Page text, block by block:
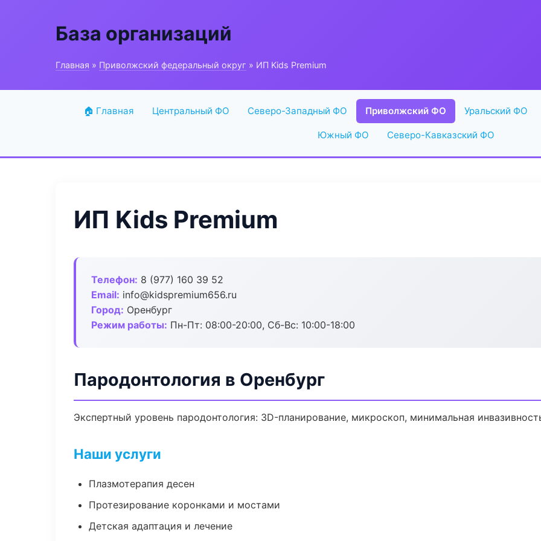
База организаций
Главная » Приволжский федеральный округ » ИП Kids Premium
🏠 Главная Центральный ФО Северо-Западный ФО Приволжский ФО Уральский ФО
Южный ФО Северо-Кавказский ФО
ИП Kids Premium
Телефон: 8 (977) 160 39 52
Email: info@kidspremium656.ru
Город: Оренбург
Режим работы: Пн-Пт: 08:00-20:00, Сб-Вс: 10:00-18:00
Пародонтология в Оренбург
Экспертный уровень пародонтология: 3D-планирование, микроскоп, минимальная
Наши услуги
Плазмотерапия десен
Протезирование коронками и мостами
Детская адаптация и лечение